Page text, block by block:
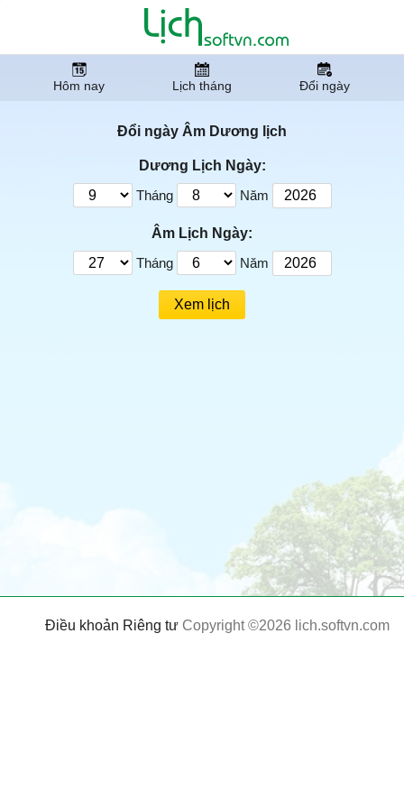
Hôm nay Lịch tháng Đổi ngày
Đổi ngày Âm Dương lịch
Dương Lịch Ngày:
Tháng
Năm
Âm Lịch Ngày:
Tháng
Năm
Điều khoản Riêng tư Copyright ©2026 lich.softvn.com